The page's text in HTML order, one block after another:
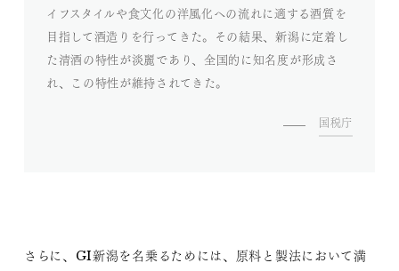
イフスタイルや食文化の洋風化への流れに適する酒質を
目指して酒造りを行ってきた。その結果、新潟に定着し
た清酒の特性が淡麗であり、全国的に知名度が形成さ
れ、この特性が維持されてきた。
国税庁
さらに、GI新潟を名乗るためには、原料と製法において満